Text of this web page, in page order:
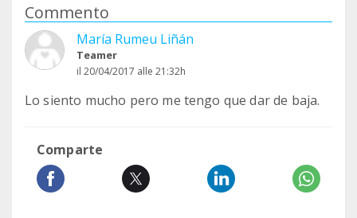
Commento
María Rumeu Liñán
Teamer
il 20/04/2017 alle 21:32h
Lo siento mucho pero me tengo que dar de baja.
Comparte